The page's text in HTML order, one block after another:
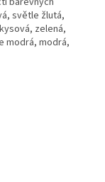
světle žlutá,
zelená,
modrá, modrá,